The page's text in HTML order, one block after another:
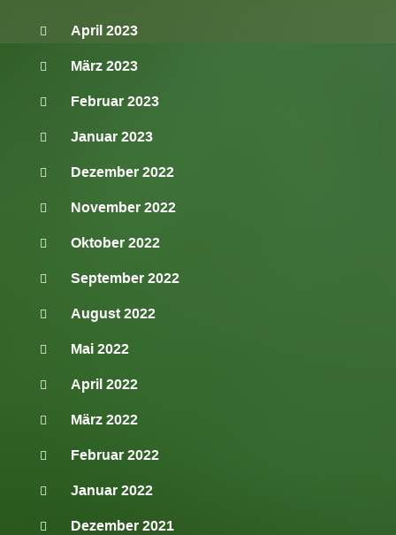
April 2023
März 2023
Februar 2023
Januar 2023
Dezember 2022
November 2022
Oktober 2022
September 2022
August 2022
Mai 2022
April 2022
März 2022
Februar 2022
Januar 2022
Dezember 2021